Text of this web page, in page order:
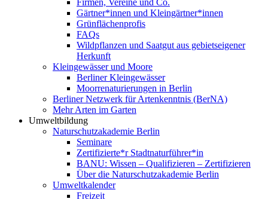
Firmen, Vereine und Co.
Gärtner*innen und Kleingärtner*innen
Grünflächenprofis
FAQs
Wildpflanzen und Saatgut aus gebietseigener
Herkunft
Kleingewässer und Moore
Berliner Kleingewässer
Moorrenaturierungen in Berlin
Berliner Netzwerk für Artenkenntnis (BerNA)
Mehr Arten im Garten
Umweltbildung
Naturschutzakademie Berlin
Seminare
Zertifizierte*r Stadtnaturführer*in
BANU: Wissen – Qualifizieren – Zertifizieren
Über die Naturschutzakademie Berlin
Umweltkalender
Freizeit